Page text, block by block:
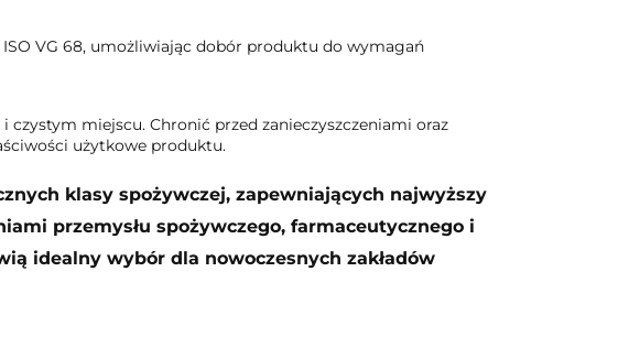
ISO VG 68, umożliwiając dobór produktu do wymagań
miejscu. Chronić przed zanieczyszczeniami oraz
użytkowe produktu.
klasy spożywczej, zapewniających najwyższy
przemysłu spożywczego, farmaceutycznego i
idealny wybór dla nowoczesnych zakładów